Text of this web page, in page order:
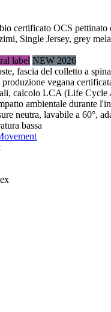
certificato OCS pettinato
Single Jersey, grey
label NEW 2026
fascia del colletto a
vegana
calcolo LCA (Life Cycle
ambientale durante
neutra, lavabile a 60°,
bassa